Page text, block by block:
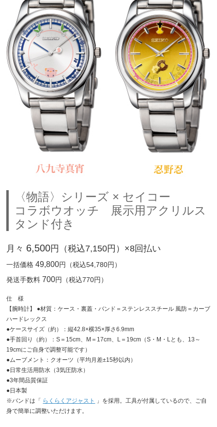
〈物語〉シリーズ × セイコー
コラボウオッチ 展示用アクリルス
タンド付き
月々 6,500円（税込7,150円）×8回払い
一括価格49,800円（税込54,780円）
発送手数料 700円（税込770円）
仕 様
【腕時計】 ●材質：ケース・裏蓋・バンド＝ステンレススチール 風防＝カーブ
ハードレックス
●ケースサイズ（約）：縦42.8×横35×厚さ6.9mm
●手首回り（約）：S＝15cm、M＝17cm、L＝19cm（S・M・Lとも、13～
19cmにご自身で調整可能です）
●ムーブメント：クオーツ（平均月差±15秒以内）
●日常生活用防水（3気圧防水）
●3年間品質保証
●日本製
※バンドは「
らくらくアジャスト
」を採用。工具が付属しているので、ご自
身で簡単に調整いただけます。